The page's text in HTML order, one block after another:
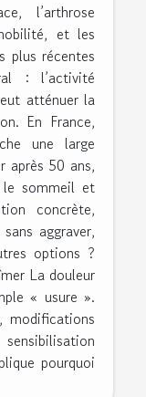
l’arthrose
et les
plus récentes
: l’activité
atténuer la
En France,
une large
après 50 ans,
sommeil et
concrète,
aggraver,
options ?
La douleur
« usure ».
modifications
pourquoi